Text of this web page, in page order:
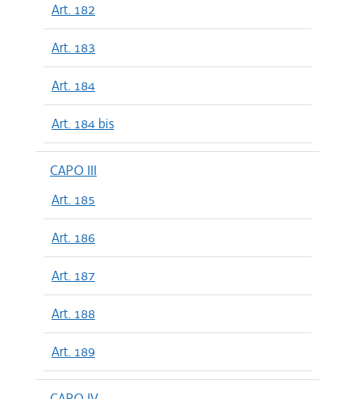
Art. 182
Art. 183
Art. 184
Art. 184 bis
CAPO III
Art. 185
Art. 186
Art. 187
Art. 188
Art. 189